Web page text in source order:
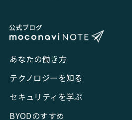
あなたの働き方
テクノロジーを知る
セキュリティを学ぶ
BYODのすすめ